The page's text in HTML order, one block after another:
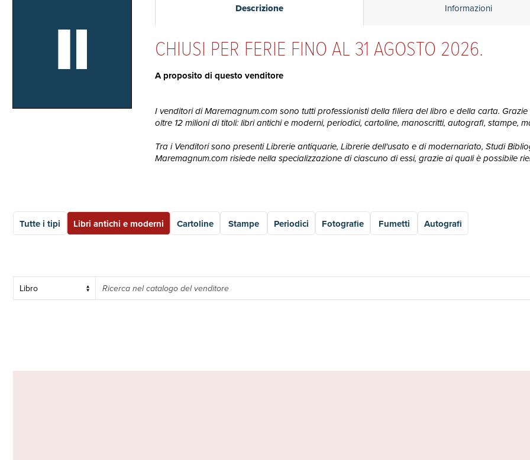
Il Descrizione Informazioni
CHIUSI PER FERIE FINO AL 31 AGOSTO 2026.
A proposito di questo venditore
I venditori di Maremagnum.com sono tutti professionisti della filiera del libro e della carta.
oltre 12 milioni di titoli: libri antichi e moderni, periodici, cartoline, manoscritti, autografi, stampe,
Tra i Venditori sono presenti Librerie antiquarie, Librerie dell'usato e di modernariato, Studi
Maremagnum.com risiede nella specializzazione di ciascuno di essi, grazie ai quali è possibile
Tutte i tipi Libri antichi e moderni Cartoline Stampe Periodici Fotografie Fumetti Autografi